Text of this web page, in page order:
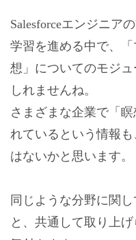
Salesforceエンジニア
学習を進める中で、
想」についてのモジ
しれませんね。
さまざまな企業で「
れているという情報
はないかと思います。
同じような分野に関
と、共通して取り上